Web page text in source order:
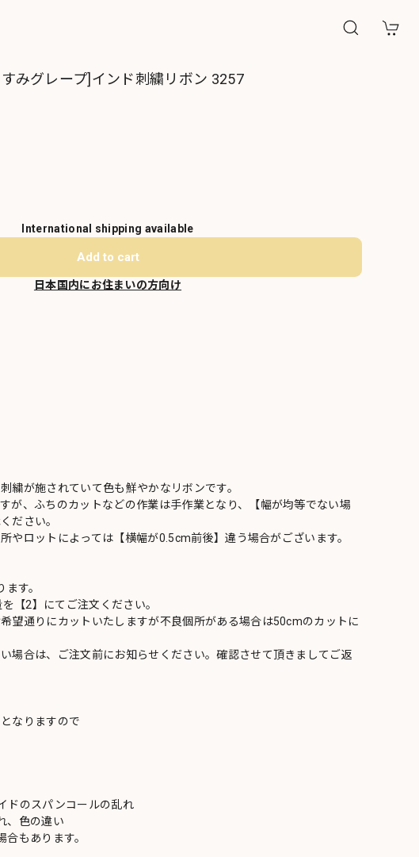
みグレープ]インド刺繍リボン 3257
International shipping available
Add to cart
日本国内にお住まいの方向け
繍が施されていて色も鮮やかなリボンです。
が、ふちのカットなどの作業は手作業となり、【幅が均等でない場
ださい。
やロットによっては【横幅が0.5cm前後】違う場合がございます。
す。
【2】にてご注文ください。
望通りにカットいたしますが不良個所がある場合は50cmのカットに
場合は、ご注文前にお知らせください。確認させて頂きましてご返
なりますので
ドのスパンコールの乱れ
、色の違い
もあります。